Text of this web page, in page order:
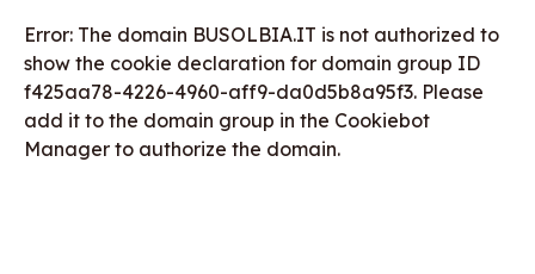
Error: The domain BUSOLBIA.IT is not authorized to
show the cookie declaration for domain group ID
f425aa78-4226-4960-aff9-da0d5b8a95f3. Please
add it to the domain group in the Cookiebot
Manager to authorize the domain.